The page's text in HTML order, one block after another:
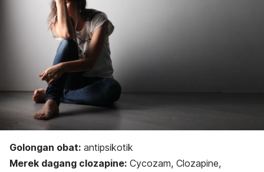
Golongan obat: antipsikotik
Merek dagang clozapine: Cycozam, Clozapine,